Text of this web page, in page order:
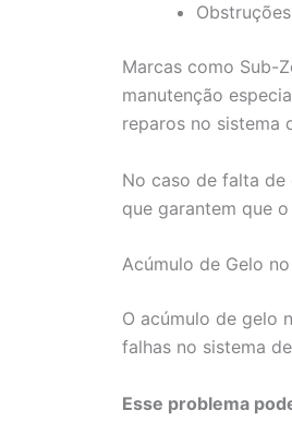
Marcas como Sub-
manutenção
reparos no sistema
No caso de falta de
que garantem que
Acúmulo de Gelo
O acúmulo de gelo
falhas no sistema
Esse problema